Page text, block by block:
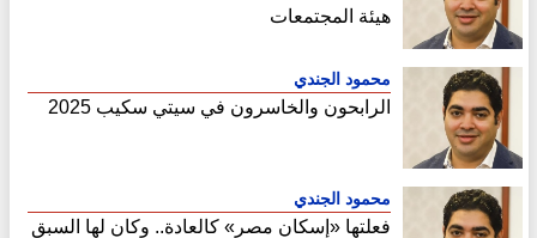
هيئة المجتمعات
محمود الجندي
الرابحون والخاسرون في سيتي سكيب 2025
محمود الجندي
فعلتها «إسكان مصر» كالعادة.. وكان لها السبق